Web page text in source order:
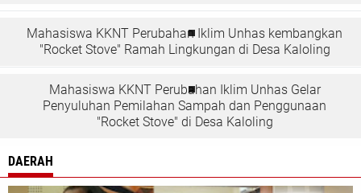
Mahasiswa KKNT Perubahan Iklim Unhas kembangkan
"Rocket Stove" Ramah Lingkungan di Desa Kaloling
Mahasiswa KKNT Perubahan Iklim Unhas Gelar
Penyuluhan Pemilahan Sampah dan Penggunaan
"Rocket Stove" di Desa Kaloling
DAERAH